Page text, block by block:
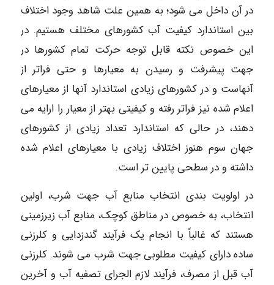
در آن داخل می شود؛ به همین علت شاهد وجود اختلاف
بین استاندارد کیفیت آب کشورهای مختلف هستیم. در
این خصوص نکته قابل توجه حرکت تمام کشورها در
جهت پیشرفت و رسیدن به معیارها و حتی فراتر از
آنهاست و در کشورهای زیادی استاندارد آنها از معیارهای
اعلام شده نیز فراتر رفته و کیفیتی بهتر از معیار را ارایه می
دهند، در حالی که استاندارد تعداد زیادی از کشورهای
جهان سوم هنوز اختلاف زیادی با معیارهای اعلام شده
داشته و در سطحی پایین تر است.
در اولویت بندی انتخاب منابع آب جهت شرب، اولین
انتخاب، به خصوص در مناطق کوچک، منابع آب زیرزمینی
هستند که غالباً با انجام یک فرآیند گندزدایی و کلرزنی
ساده دارای کیفیت مطلوبی جهت شرب می شوند. کلرزنی
آب قبل از مصرف، فرآیند لازم الجرای تصفیه آب و آخرین